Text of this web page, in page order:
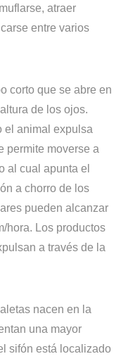
atraer
entre varios
corto que se abre en
de los ojos.
el animal expulsa
permite moverse a
al cual apunta el
a chorro de los
pueden alcanzar
hora. Los productos
a través de la
nacen en la
una mayor
sifón está localizado